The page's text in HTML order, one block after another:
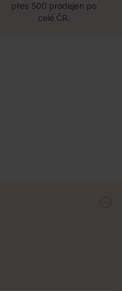
přes 500 prodejen po
celé ČR.